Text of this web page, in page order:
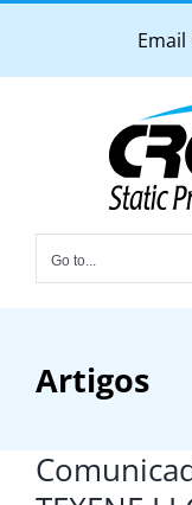
content
Email
Go to...
Artigos